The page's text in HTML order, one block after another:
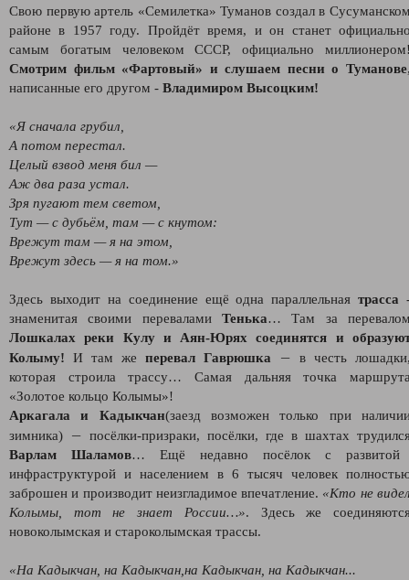
Свою первую артель «Семилетка» Туманов создал в
районе в 1957 году. Пройдёт время, и он станет
самым богатым человеком СССР, официально
Смотрим фильм «Фартовый» и слушаем песни о Туманове
написанные его другом - Владимиром Высоцким!
«Я сначала грубил,
А потом перестал.
Целый взвод меня бил —
Аж два раза устал.
Зря пугают тем светом,
Тут — с дубьём, там — с кнутом:
Врежут там — я на этом,
Врежут здесь — я на том.»
Здесь выходит на соединение ещё одна параллельнаятрасса
знаменитая своими перевалами Тенька… Там за
Лошкалах реки Кулу и Аян-Юрях соединятся и
Колыму! И там же перевал Гаврюшка — в честь
которая строила трассу… Самая дальняя точка
«Золотое кольцо Колымы»!
Аркагала и Кадыкчан(заезд возможен только при
зимника)
— посёлки-призраки, посёлки, где в шахтах
Варлам Шаламов… Ещё недавно посёлок с развитой
инфраструктурой и населением в 6 тысяч человек
заброшен и производит неизгладимое впечатление. «Кто не
Колымы, тот не знает России…». Здесь же
новоколымская и староколымская трассы.
«На Кадыкчан, на Кадыкчан,на Кадыкчан, на Кадыкчан...